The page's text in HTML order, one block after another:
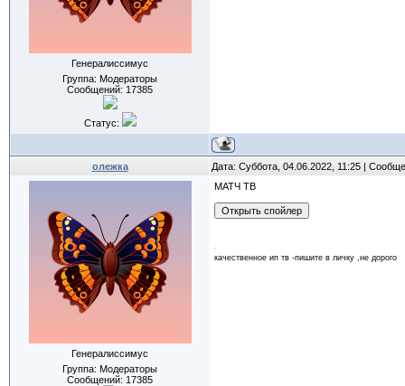
Генералиссимус
Группа: Модераторы
Сообщений: 17385
Статус:
олежка Дата: Суббота, 04.06.2022, 11:25 |
Генералиссимус
Группа: Модераторы
Сообщений: 17385
МАТЧ ТВ
качественное ип тв -пишите в личку ,не дорого